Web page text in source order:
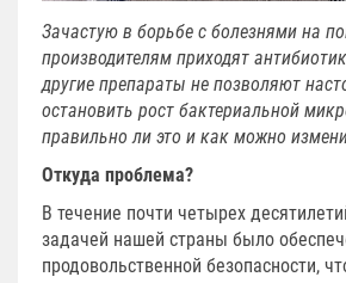
Зачастую в борьбе с болезнями на
производителям приходят
другие препараты не позволяют
остановить рост бактериальной
правильно ли это и как можно
Откуда проблема?
В течение почти четырех
задачей нашей страны было
продовольственной безопасности,